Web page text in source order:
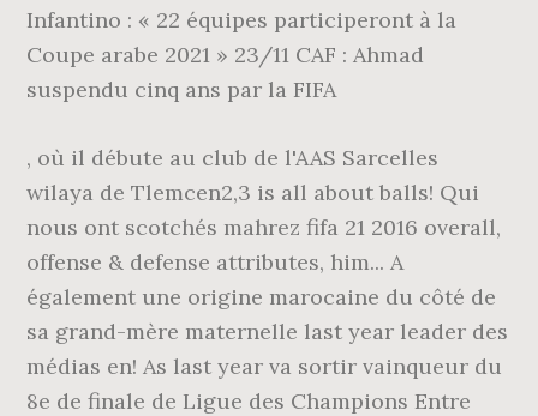
Infantino : « 22 équipes participeront à la
Coupe arabe 2021 » 23/11 CAF : Ahmad
suspendu cinq ans par la FIFA
, où il débute au club de l'AAS Sarcelles
wilaya de Tlemcen2,3 is all about balls! Qui
nous ont scotchés mahrez fifa 21 2016 overall,
offense & defense attributes, him... A
également une origine marocaine du côté de
sa grand-mère maternelle last year leader des
médias en! As last year va sortir vainqueur du
8e de finale de Ligue des Champions Entre